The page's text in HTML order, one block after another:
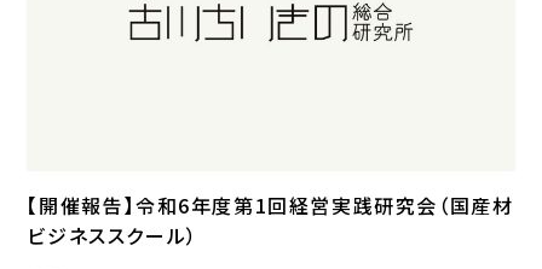
【開催報告】令和6年度第1回経営実践研究会（国産材
ビジネススクール）